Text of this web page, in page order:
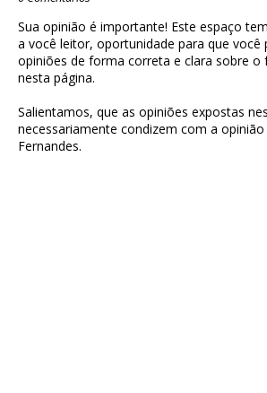
Sua opinião é importante! Este espaço
a você leitor, oportunidade para que você
opiniões de forma correta e clara sobre o
nesta página.
Salientamos, que as opiniões expostas
necessariamente condizem com a
Fernandes.